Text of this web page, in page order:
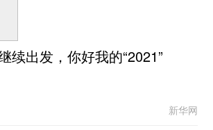
续出发，你好我的“2021”
新华网